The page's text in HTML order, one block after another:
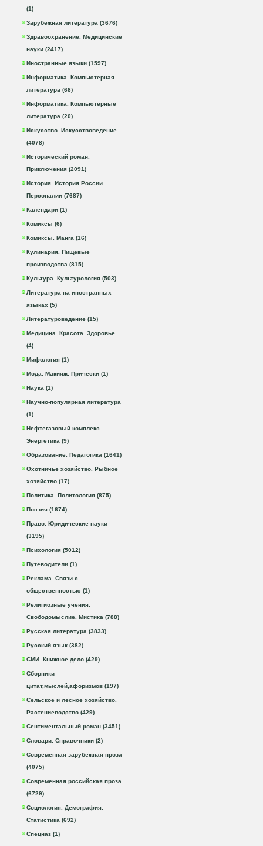
(1)
Зарубежная литература (3676)
Здравоохранение. Медицинские
науки (2417)
Иностранные языки (1597)
Информатика. Компьютерная
литература (68)
Информатика. Компьютерные
литература (20)
Искусство. Искусствоведение
(4078)
Исторический роман.
Приключения (2091)
История. История России.
Персоналии (7687)
Календари (1)
Комиксы (6)
Комиксы. Манга (16)
Кулинария. Пищевые
производства (815)
Культура. Культурология (503)
Литература на иностранных
языках (5)
Литературоведение (15)
Медицина. Красота. Здоровье
(4)
Мифология (1)
Мода. Макияж. Прически (1)
Наука (1)
Научно-популярная литература
(1)
Нефтегазовый комплекс.
Энергетика (9)
Образование. Педагогика (1641)
Охотничье хозяйство. Рыбное
хозяйство (17)
Политика. Политология (875)
Поэзия (1674)
Право. Юридические науки
(3195)
Психология (5012)
Путеводители (1)
Реклама. Связи с
общественностью (1)
Религиозные учения.
Свободомыслие. Мистика (788)
Русская литература (3833)
Русский язык (382)
СМИ. Книжное дело (429)
Сборники
цитат,мыслей,афоризмов (197)
Сельское и лесное хозяйство.
Растениеводство (429)
Сентиментальный роман (3451)
Словари. Справочники (2)
Современная зарубежная проза
(4075)
Современная российская проза
(6729)
Социология. Демография.
Статистика (692)
Спецназ (1)